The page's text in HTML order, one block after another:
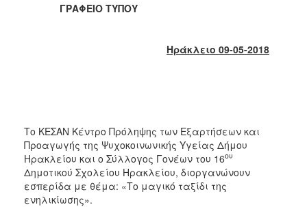
2019
2012
2011
2010
2006
ΓΡΑΦΕΙΟ ΤΥΠΟΥ
Ηράκλειο 09-05-2018
Το ΚΕΣΑΝ Κέντρο Πρόληψης των Εξαρτήσεων και
Προαγωγής της Ψυχοκοινωνικής Υγείας Δήμου
Ηρακλείου και ο Σύλλογος Γονέων του 16ου
Δημοτικού Σχολείου Ηρακλείου, διοργανώνουν
εσπερίδα με θέμα: «Το μαγικό ταξίδι της
ενηλικίωσης».